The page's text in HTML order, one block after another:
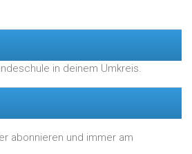
in deinem Umkreis.
abonnieren und immer am